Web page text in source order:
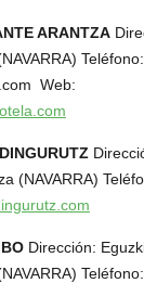
ARANTZA
Web:
(NAVARRA)
Dirección: